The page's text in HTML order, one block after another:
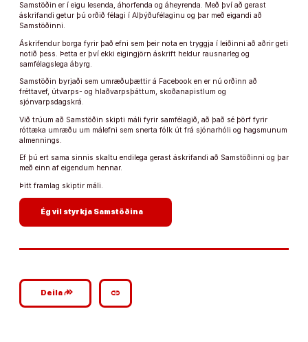
Samstöðin er í eigu lesenda, áhorfenda og áheyrenda. Með því að gerast
áskrifandi getur þú orðið félagi í Alþýðufélaginu og þar með eigandi að
Samstöðinni.
Áskrifendur borga fyrir það efni sem þeir nota en tryggja í leiðinni að aðrir geti
notið þess. Þetta er því ekki eigingjörn áskrift heldur rausnarleg og
samfélagslega ábyrg.
Samstöðin byrjaði sem umræðuþættir á Facebook en er nú orðinn að
fréttavef, útvarps- og hlaðvarpsþáttum, skoðanapistlum og
sjónvarpsdagskrá.
Við trúum að Samstöðin skipti máli fyrir samfélagið, að það sé þörf fyrir
róttæka umræðu um málefni sem snerta fólk út frá sjónarhóli og hagsmunum
almennings.
Ef þú ert sama sinnis skaltu endilega gerast áskrifandi að Samstöðinni og þar
með einn af eigendum hennar.
Þitt framlag skiptir máli.
Ég vil styrkja Samstöðina
Deilagoogle_plus_reshare link